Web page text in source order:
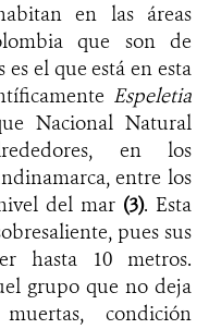
en las áreas
que son de
el que está en esta
Espeletia
Nacional Natural
en los
entre los
del mar (3). Esta
pues sus
hasta 10 metros.
grupo que no deja
condición